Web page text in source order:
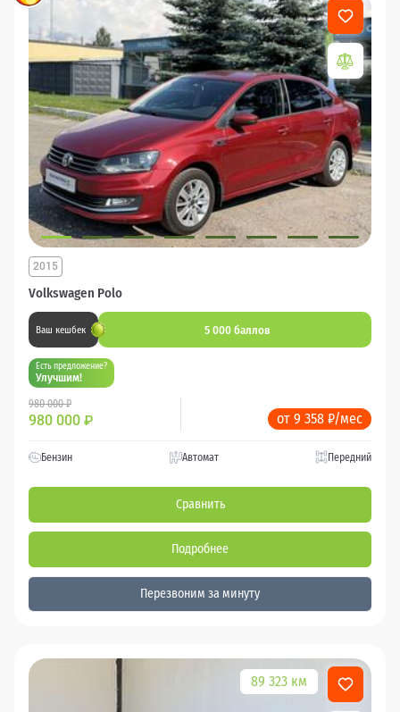
Volkswagen Polo
2015
Ваш кешбек 5 000 баллов
Есть предложение?
Улучшим!
980 000 ₽
980 000 ₽ от 9 358 ₽/мес
Бензин Автомат Передний
Сравнить
Подробнее
Перезвоним за минуту
89 323 км